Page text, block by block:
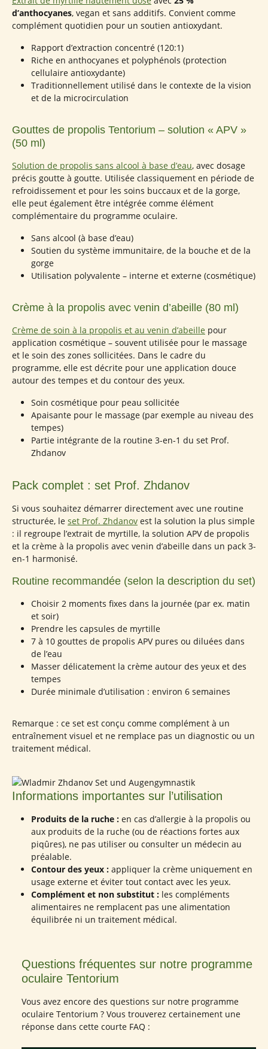
d’anthocyanes, vegan et sans additifs. Convient comme
complément quotidien pour un soutien antioxydant.
Rapport d’extraction concentré (120:1)
Riche en anthocyanes et polyphénols (protection
cellulaire antioxydante)
Traditionnellement utilisé dans le contexte de la vision
et de la microcirculation
Gouttes de propolis Tentorium – solution « APV »
(50 ml)
Solution de propolis sans alcool à base d’eau, avec dosage
précis goutte à goutte. Utilisée classiquement en période de
refroidissement et pour les soins buccaux et de la gorge,
elle peut également être intégrée comme élément
complémentaire du programme oculaire.
Sans alcool (à base d’eau)
Soutien du système immunitaire, de la bouche et de la
gorge
Utilisation polyvalente – interne et externe (cosmétique)
Crème à la propolis avec venin d’abeille (80 ml)
Crème de soin à la propolis et au venin d’abeille pour
application cosmétique – souvent utilisée pour le massage
et le soin des zones sollicitées. Dans le cadre du
programme, elle est décrite pour une application douce
autour des tempes et du contour des yeux.
Soin cosmétique pour peau sollicitée
Apaisante pour le massage (par exemple au niveau des
tempes)
Partie intégrante de la routine 3-en-1 du set Prof.
Zhdanov
Pack complet : set Prof. Zhdanov
Si vous souhaitez démarrer directement avec une routine
structurée, le set Prof. Zhdanov est la solution la plus simple
: il regroupe l’extrait de myrtille, la solution APV de propolis
et la crème à la propolis avec venin d’abeille dans un pack 3-
en-1 harmonisé.
Routine recommandée (selon la description du set)
Choisir 2 moments fixes dans la journée (par ex. matin
et soir)
Prendre les capsules de myrtille
7 à 10 gouttes de propolis APV pures ou diluées dans
de l’eau
Masser délicatement la crème autour des yeux et des
tempes
Durée minimale d’utilisation : environ 6 semaines
Remarque : ce set est conçu comme complément à un
entraînement visuel et ne remplace pas un diagnostic ou un
traitement médical.
Informations importantes sur l’utilisation
Produits de la ruche : en cas d’allergie à la propolis ou
aux produits de la ruche (ou de réactions fortes aux
piqûres), ne pas utiliser ou consulter un médecin au
préalable.
Contour des yeux : appliquer la crème uniquement en
usage externe et éviter tout contact avec les yeux.
Complément et non substitut : les compléments
alimentaires ne remplacent pas une alimentation
équilibrée ni un traitement médical.
Questions fréquentes sur notre programme
oculaire Tentorium
Vous avez encore des questions sur notre programme
oculaire Tentorium ? Vous trouverez certainement une
réponse dans cette courte FAQ :